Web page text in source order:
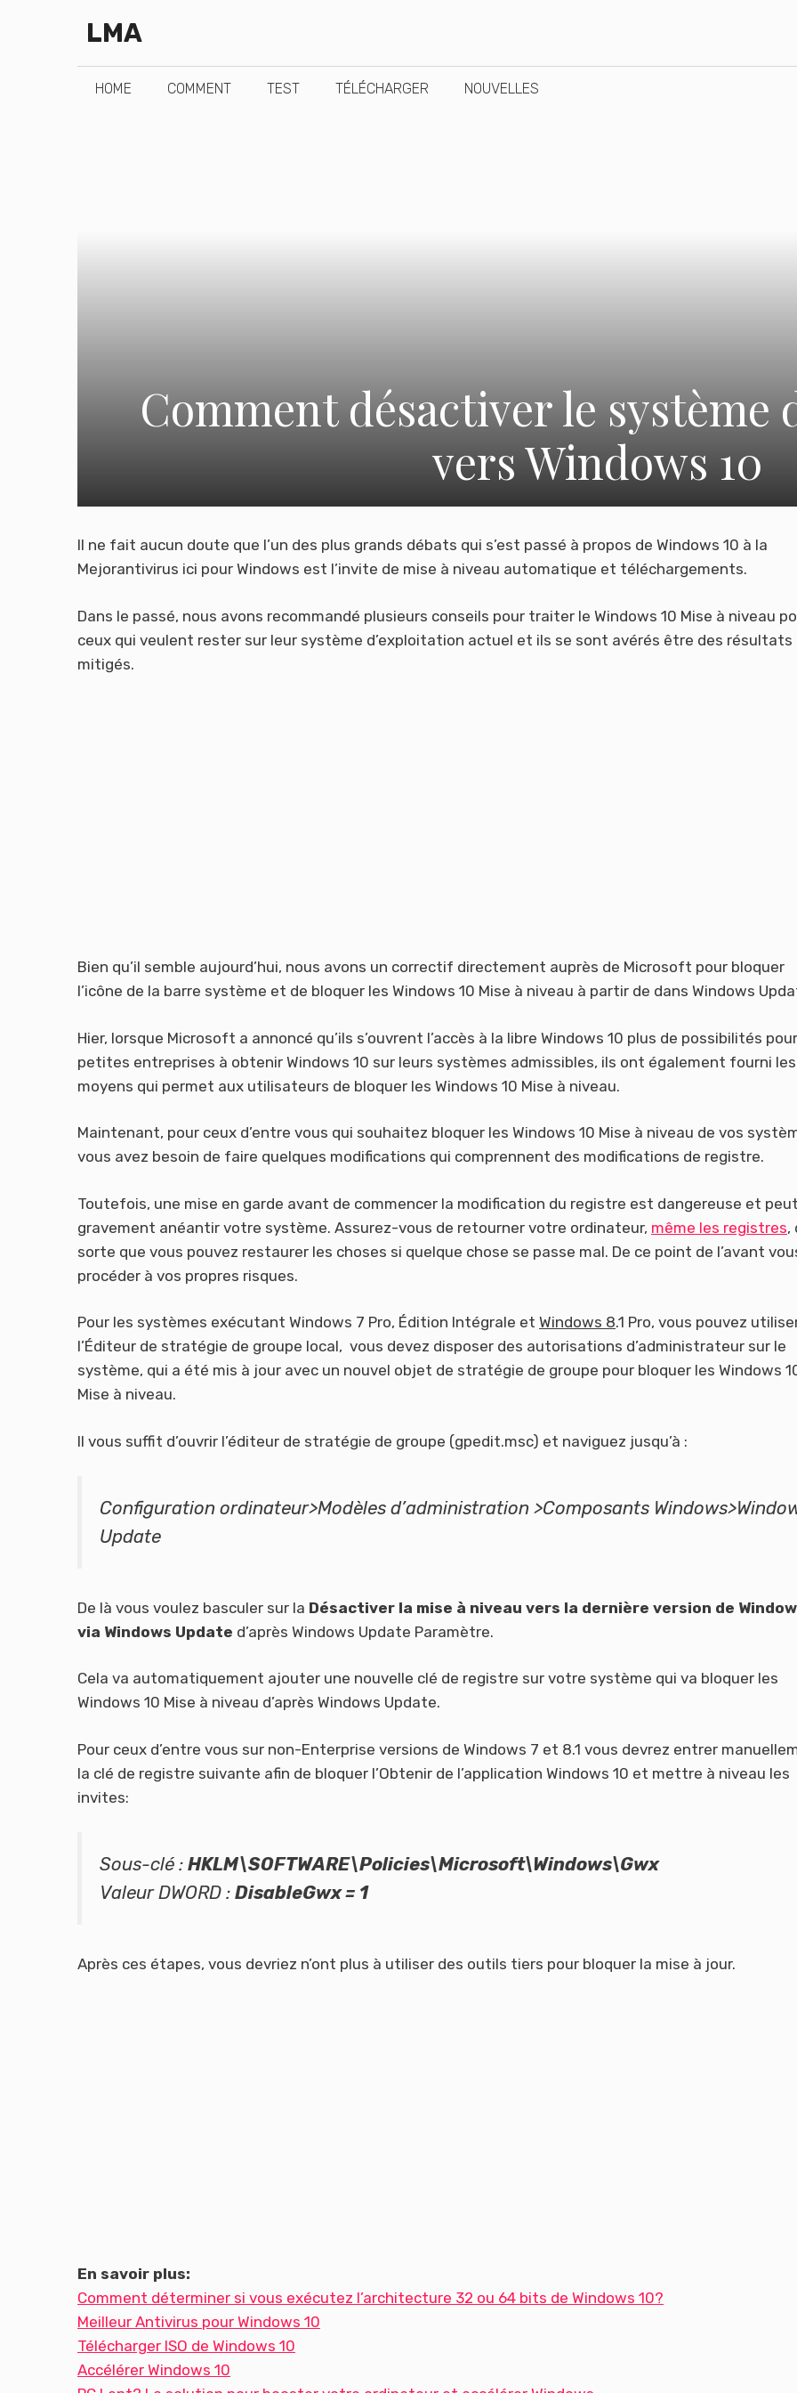
LMA
HOME COMMENT TEST TÉLÉCHARGER NOUVELLES
Comment désactiver le système
vers Windows 10
Il ne fait aucun doute que l’un des plus grands débats qui s’est passé à propos de Windows 10 à la
Mejorantivirus ici pour Windows est l’invite de mise à niveau automatique et téléchargements.
Dans le passé, nous avons recommandé plusieurs conseils pour traiter le Windows 10 Mise à niveau
ceux qui veulent rester sur leur système d’exploitation actuel et ils se sont avérés être des résultats
mitigés.
Bien qu’il semble aujourd’hui, nous avons un correctif directement auprès de Microsoft pour bloquer
l’icône de la barre système et de bloquer les Windows 10 Mise à niveau à partir de dans Windows
Hier, lorsque Microsoft a annoncé qu’ils s’ouvrent l’accès à la libre Windows 10 plus de possibilités
petites entreprises à obtenir Windows 10 sur leurs systèmes admissibles, ils ont également fourni les
moyens qui permet aux utilisateurs de bloquer les Windows 10 Mise à niveau.
Maintenant, pour ceux d’entre vous qui souhaitez bloquer les Windows 10 Mise à niveau de vos
vous avez besoin de faire quelques modifications qui comprennent des modifications de registre.
Toutefois, une mise en garde avant de commencer la modification du registre est dangereuse et peut
gravement anéantir votre système. Assurez-vous de retourner votre ordinateur, même les registres,
sorte que vous pouvez restaurer les choses si quelque chose se passe mal. De ce point de l’avant
procéder à vos propres risques.
Pour les systèmes exécutant Windows 7 Pro, Édition Intégrale et Windows 8.1 Pro, vous pouvez
l’Éditeur de stratégie de groupe local, vous devez disposer des autorisations d’administrateur sur le
système, qui a été mis à jour avec un nouvel objet de stratégie de groupe pour bloquer les Windows
Mise à niveau.
Il vous suffit d’ouvrir l’éditeur de stratégie de groupe (gpedit.msc) et naviguez jusqu’à :
Configuration ordinateur>Modèles d’administration >Composants
Update
De là vous voulez basculer sur la Désactiver la mise à niveau vers la dernière version de
via Windows Update d’après Windows Update Paramètre.
Cela va automatiquement ajouter une nouvelle clé de registre sur votre système qui va bloquer les
Windows 10 Mise à niveau d’après Windows Update.
Pour ceux d’entre vous sur non-Enterprise versions de Windows 7 et 8.1 vous devrez entrer
la clé de registre suivante afin de bloquer l’Obtenir de l’application Windows 10 et mettre à niveau les
invites:
Sous-clé : HKLM\SOFTWARE\Policies\Microsoft\Windows\Gwx
Valeur DWORD : DisableGwx= 1
Après ces étapes, vous devriez n’ont plus à utiliser des outils tiers pour bloquer la mise à jour.
En savoir plus:
Comment déterminer si vous exécutez l’architecture 32 ou 64 bits de Windows 10?
Meilleur Antivirus pour Windows 10
Télécharger ISO de Windows 10
Accélérer Windows 10